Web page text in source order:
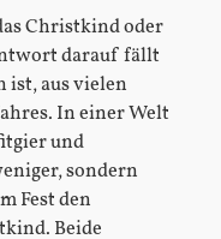
Christkind oder
darauf fällt
ist, aus vielen
In einer Welt
und
sondern
Fest den
Beide